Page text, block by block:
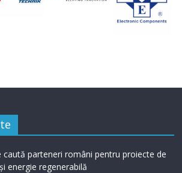
caută parteneri români pentru proiecte de
energie regenerabilă